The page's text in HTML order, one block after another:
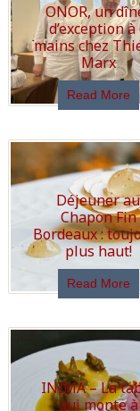
ONOR, un
d’exception à
mains chez
Marx
Read More
Déjeuner au
Chapon Fin
Bordeaux :
plus haut!
Read More
INIMA – La
qui monte à